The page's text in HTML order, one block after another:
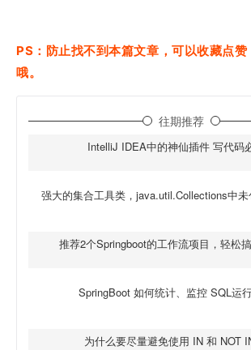
PS：防止找不到本篇文章，可以收藏点
哦。
往期推荐
IntelliJ IDEA中的神仙插件 写代码
推荐2个Springboot的工作流项目，轻松
SpringBoot 如何统计、监控 SQL运
为什么要尽量避免使用 IN 和 NOT